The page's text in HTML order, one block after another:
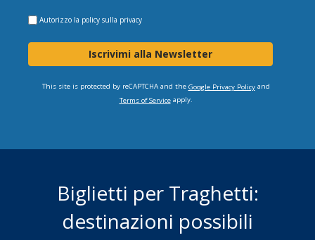
Autorizzo la policy sulla privacy
Iscrivimi alla Newsletter
This site is protected by reCAPTCHA and the Google Privacy Policyand
Terms of Serviceapply.
Biglietti per Traghetti:
destinazioni possibili